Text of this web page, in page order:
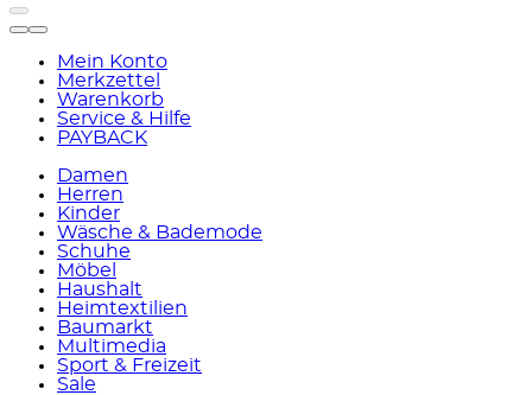
Mein Konto
Merkzettel
Warenkorb
Service & Hilfe
PAYBACK
Damen
Herren
Kinder
Wäsche & Bademode
Schuhe
Möbel
Haushalt
Heimtextilien
Baumarkt
Multimedia
Sport & Freizeit
Sale